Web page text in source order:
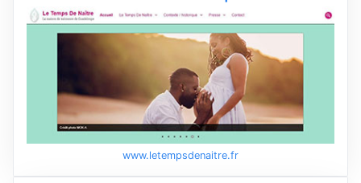
www.letempsdenaitre.fr